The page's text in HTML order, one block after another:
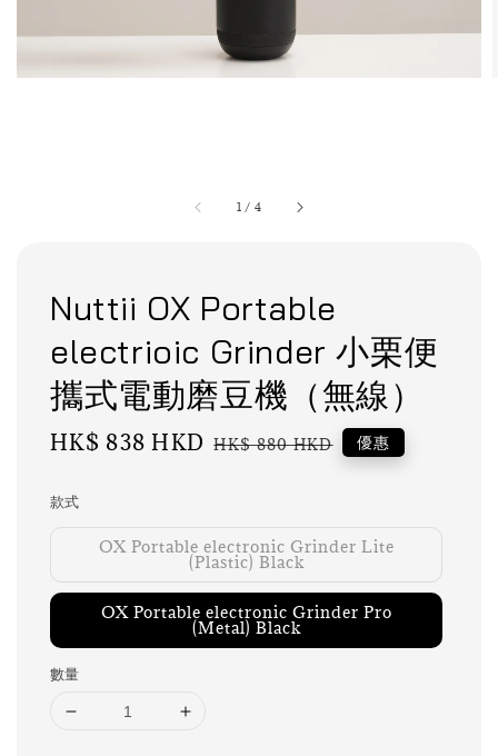
1 / 4
Nuttii OX Portable
electrioic Grinder 小栗便
攜式電動磨豆機（無線）
Sale
HK$ 838 HKD Regular
HK$ 880 HKD 優惠
款式
OX Portable electronic Grinder Lite
(Plastic) Black
OX Portable electronic Grinder Pro
(Metal) Black
數量